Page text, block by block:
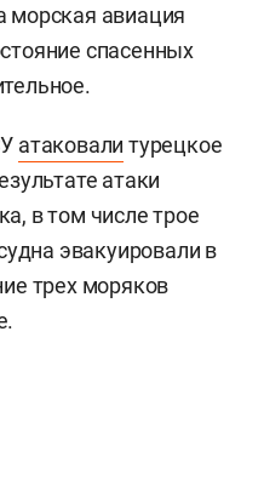
морская авиация
спасенных
атаковали турецкое
атаки
в том числе трое
эвакуировали в
трех моряков